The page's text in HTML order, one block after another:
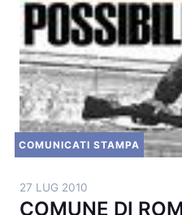
COMUNICATI STAMPA
27 LUG 2010
COMUNE DI